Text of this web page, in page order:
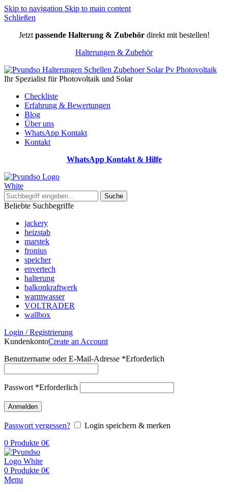
Skip to navigation Skip to main content
Schließen
Jetzt passende Halterung & Zubehördirekt mit bestellen!
Halterungen & Zubehör
Ihr Spezialist für Photovoltaik und Solar
Checkliste
Erfahrung & Bewertungen
Blog
Über uns
WhatsApp Kontakt
Kontakt
WhatsApp Kontakt & Hilfe
Suche
Beliebte Suchbegriffe
jackery
heizstab
marstek
fronius
speicher
envertech
halterung
balkonkraftwerk
warmwasser
VOLTRADER
wallbox
Login / Registrierung
KundenkontoCreate an Account
Benutzername oder E-Mail-Adresse *Erforderlich
Passwort *Erforderlich
Anmelden
Passwort vergessen?
Login speichern & merken
0 Produkte 0€
0 Produkte 0€
Menu